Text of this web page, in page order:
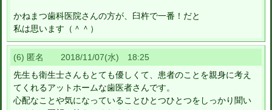
かねまつ歯科医院さんの方が、臼杵で一番！だと
私は思います（＾＾）
(6) 匿名 2018/11/07(水) 18:25
先生も衛生士さんもとても優しくて、患者のことを親身に考え
てくれるアットホームな歯医者さんです。
心配なことや気になっていることひとつひとつをしっかり聞い